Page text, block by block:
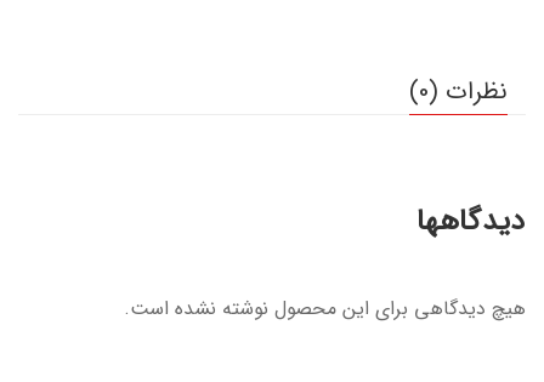
نظرات (0)
دیدگاهها
هیچ دیدگاهی برای این محصول نوشته نشده است.